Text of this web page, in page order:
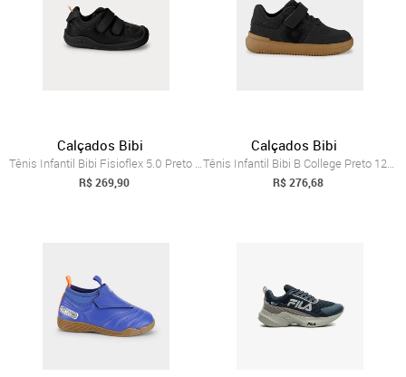
Calçados Bibi
Tênis Infantil Bibi Fisioflex 5.0 Preto 18
R$ 269,90
Calçados Bibi
Tênis Infantil Bibi B College Preto 1241033 28
R$ 276,68